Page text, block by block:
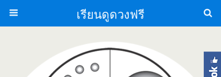
เรียนดูดวงฟรี